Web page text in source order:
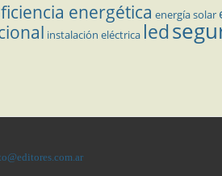
energética energía solar
instalación eléctrica led